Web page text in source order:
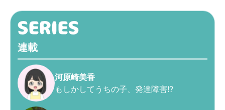
連載
河原崎美香
もしかしてうちの子、発達障害!?